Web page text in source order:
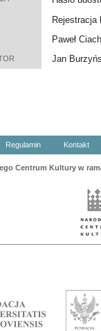
Rejestracja
Paweł Ciach
Jan
Regulamin Kontakt
Centrum Kultury w